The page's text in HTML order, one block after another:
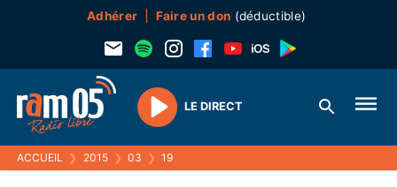
Adhérer Faire un don (déductible)
Play
LE DIRECT
ACCUEIL ❯ 2015 ❯ 03 ❯ 19